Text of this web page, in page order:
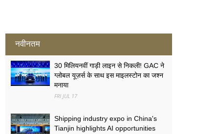
नवीनतम
30 मिलियनवीं गाड़ी लाइन से निकली! GAC ने
ग्लोबल यूज़र्स के साथ इस माइलस्टोन का जश्न
मनाया
FRI JUL 17
Shipping industry expo in China's
Tianjin highlights AI opportunities